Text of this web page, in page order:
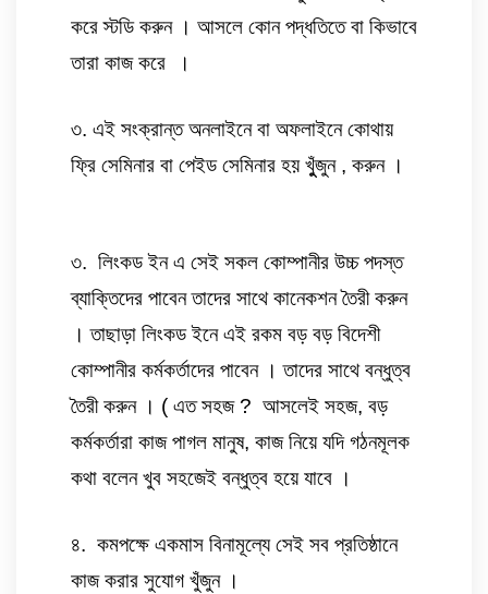
করে স্টডি করুন । আসলে কোন পদ্ধতিতে বা কিভাবে
তারা কাজ করে  ।
৩. এই সংক্রান্ত অনলাইনে বা অফলাইনে কোথায়
ফ্রি সেমিনার বা পেইড সেমিনার হয় খুুঁজুন , করুন ।
৩.  লিংকড ইন এ সেই সকল কোম্পানীর উচ্চ পদস্ত
ব্যাক্তিদের পাবেন তাদের সাথে কানেকশন তৈরী করুন
। তাছাড়া লিংকড ইনে এই রকম বড় বড় বিদেশী
কোম্পানীর কর্মকর্তাদের পাবেন । তাদের সাথে বন্ধুত্ব
তৈরী করুন । ( এত সহজ ?  আসলেই সহজ, বড়
কর্মকর্তারা কাজ পাগল মানুষ, কাজ নিয়ে যদি গঠনমূলক
কথা বলেন খুব সহজেই বন্ধুত্ব হয়ে যাবে ।
৪.  কমপক্ষে একমাস বিনামূল্যে সেই সব প্রতিষ্ঠানে
কাজ করার সুযোগ খুঁজুন ।